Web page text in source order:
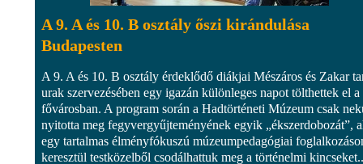
A 9. A és 10. B osztály őszi kirándulása
Budapesten
A 9. A és 10. B osztály érdeklődő diákjai Mészáros és Zakar
urak szervezésében egy igazán különleges napot tölthettek el a
fővárosban. A program során a Hadtörténeti Múzeum csak
nyitotta meg fegyvergyűjteményének egyik „ékszerdobozát”,
egy tartalmas élményfókuszú múzeumpedagógiai
keresztül testközelből csodálhattuk meg a történelmi